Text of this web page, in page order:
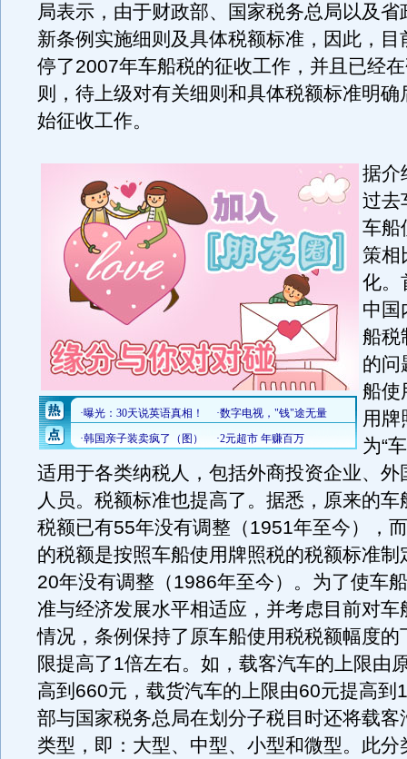
局表示，由于财政部、国家税务总局以及省
新条例实施细则及具体税额标准，因此，目
停了2007年车船税的征收工作，并且已经
则，待上级对有关细则和具体税额标准明确
始征收工作。
据介
过去
车船
策相
化。
中国
船税
的问
船使
用牌
为“
适用于各类纳税人，包括外商投资企业、外
人员。税额标准也提高了。据悉，原来的车
税额已有55年没有调整（1951年至今），
的税额是按照车船使用牌照税的税额标准制
20年没有调整（1986年至今）。为了使车
准与经济发展水平相适应，并考虑目前对车
情况，条例保持了原车船使用税税额幅度的
限提高了1倍左右。如，载客汽车的上限由
高到660元，载货汽车的上限由60元提高到
部与国家税务总局在划分子税目时还将载客
类型，即：大型、中型、小型和微型。此分